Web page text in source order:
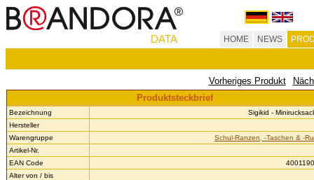
DATA HOME NEWS
Vorheriges Produkt
Produktsteckbrief
Bezeichnung
Sigikid -
Hersteller
Warengruppe
Schul-Ranzen, -Taschen & -
Artikel-Nr.
EAN Code
Alter von / bis